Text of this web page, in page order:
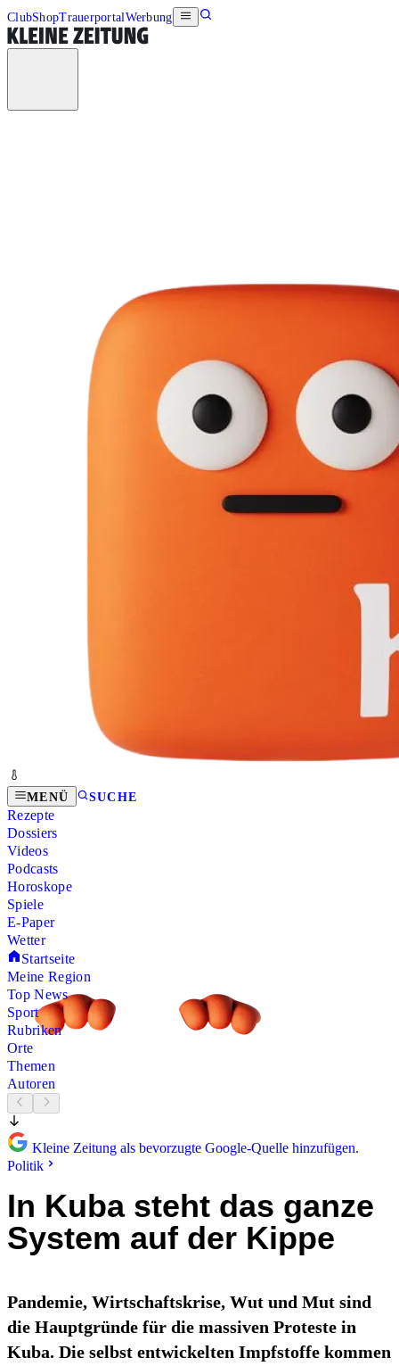
ClubShopTrauerportalWerbung
MENÜ SUCHE
Rezepte
Dossiers
Videos
Podcasts
Horoskope
Spiele
E-Paper
Wetter
Startseite
Meine Region
Top News
Sport
Rubriken
Orte
Themen
Autoren
Kleine Zeitung als bevorzugte Google-Quelle hinzufügen.
Politik
In Kuba steht das ganze
System auf der Kippe
Pandemie, Wirtschaftskrise, Wut und Mut sind
die Hauptgründe für die massiven Proteste in
Kuba. Die selbst entwickelten Impfstoffe kommen